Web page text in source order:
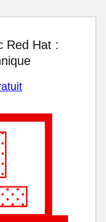
Red Hat :